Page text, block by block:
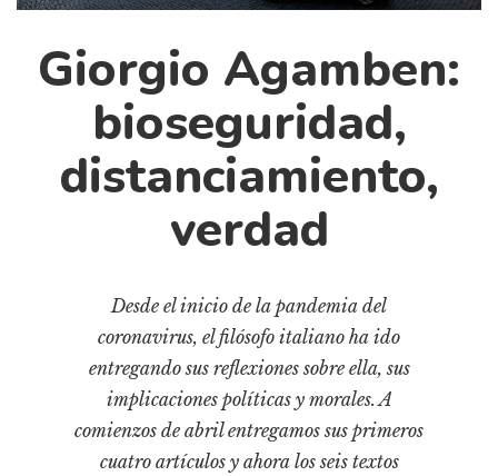
Cómics
Cultura
Diccionario portátil de la literatura chilena
Documentos
Fragmentos
Historia material de los libros
Lagunas mentales
Libros usados
Giorgio Agamben:
bioseguridad,
distanciamiento,
verdad
Desde el inicio de la pandemia del
coronavirus, el filósofo italiano ha ido
entregando sus reflexiones sobre ella, sus
implicaciones políticas y morales. A
comienzos de abril entregamos sus primeros
cuatro artículos y ahora los seis textos